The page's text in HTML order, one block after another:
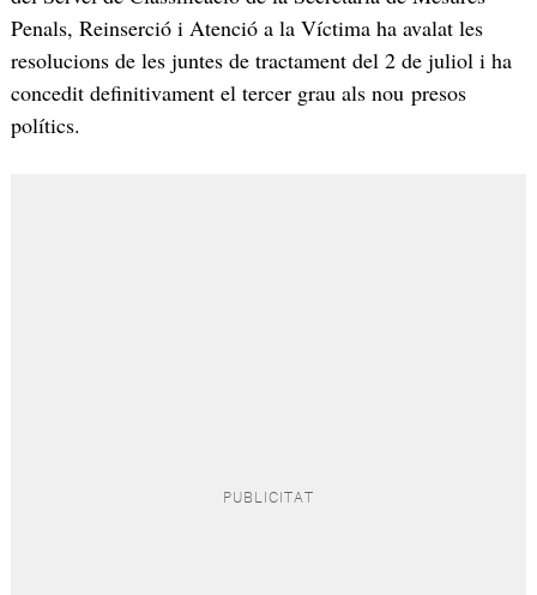
Penals, Reinserció i Atenció a la Víctima ha avalat les
resolucions de les juntes de tractament del 2 de juliol i ha
concedit definitivament el tercer grau als nou presos
polítics.